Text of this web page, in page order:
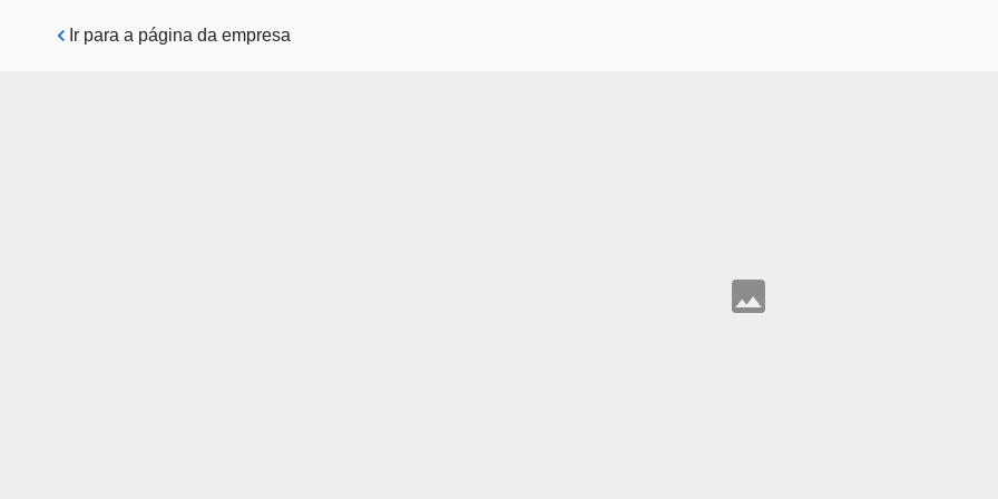
Pular para o conteúdo principal
Ir para a página da empresa